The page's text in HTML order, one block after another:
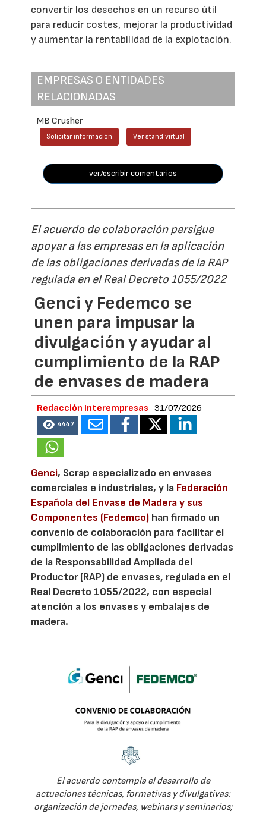
convertir los desechos en un recurso útil
para reducir costes, mejorar la productividad
y aumentar la rentabilidad de la explotación.
EMPRESAS O ENTIDADES
RELACIONADAS
MB Crusher
Solicitar información Ver stand virtual
ver/escribir comentarios
El acuerdo de colaboración persigue
apoyar a las empresas en la aplicación
de las obligaciones derivadas de la RAP
regulada en el Real Decreto 1055/2022
Genci y Fedemco se
unen para impusar la
divulgación y ayudar al
cumplimiento de la RAP
de envases de madera
Redacción Interempresas 31/07/2026
4447
Genci, Scrap especializado en envases
comerciales e industriales, y la Federación
Española del Envase de Madera y sus
Componentes (Fedemco) han firmado un
convenio de colaboración para facilitar el
cumplimiento de las obligaciones derivadas
de la Responsabilidad Ampliada del
Productor (RAP) de envases, regulada en el
Real Decreto 1055/2022, con especial
atención a los envases y embalajes de
madera.
El acuerdo contempla el desarrollo de
actuaciones técnicas, formativas y divulgativas:
organización de jornadas, webinars y seminarios;